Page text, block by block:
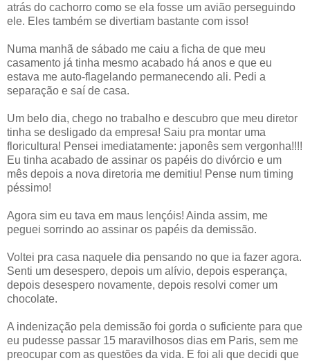
atrás do cachorro como se ela fosse um avião perseguindo
ele. Eles também se divertiam bastante com isso!
Numa manhã de sábado me caiu a ficha de que meu
casamento já tinha mesmo acabado há anos e que eu
estava me auto-flagelando permanecendo ali. Pedi a
separação e saí de casa.
Um belo dia, chego no trabalho e descubro que meu diretor
tinha se desligado da empresa! Saiu pra montar uma
floricultura! Pensei imediatamente: japonês sem vergonha!!!!
Eu tinha acabado de assinar os papéis do divórcio e um
mês depois a nova diretoria me demitiu! Pense num timing
péssimo!
Agora sim eu tava em maus lençóis! Ainda assim, me
peguei sorrindo ao assinar os papéis da demissão.
Voltei pra casa naquele dia pensando no que ia fazer agora.
Senti um desespero, depois um alívio, depois esperança,
depois desespero novamente, depois resolvi comer um
chocolate.
A indenização pela demissão foi gorda o suficiente para que
eu pudesse passar 15 maravilhosos dias em Paris, sem me
preocupar com as questões da vida. E foi ali que decidi que